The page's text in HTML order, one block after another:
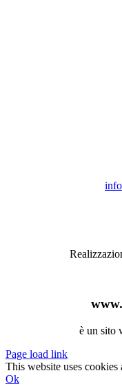
è un sito
Page load link
This website uses
Ok